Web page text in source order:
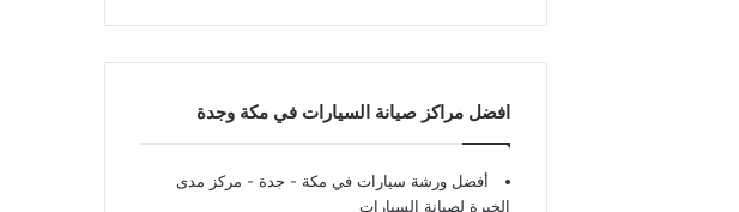
افضل مراكز صيانة السيارات في مكة وجدة
أفضل ورشة سيارات في مكة - جدة - مركز مدى
الخبرة لصيانة السيارات